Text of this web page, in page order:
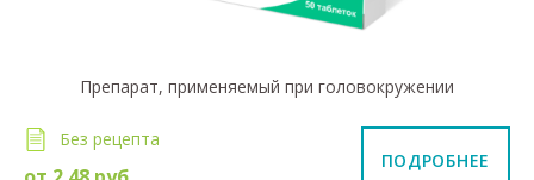
Препарат, применяемый при головокружении
Без рецепта
ПОДРОБНЕЕ